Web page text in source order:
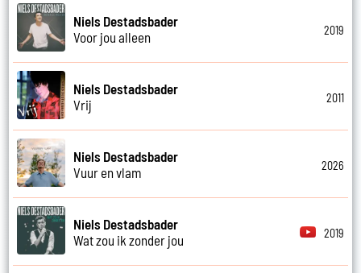
Niels Destadsbader
Voor jou alleen
2019
Niels Destadsbader
Vrij
2011
Niels Destadsbader
Vuur en vlam
2026
Niels Destadsbader
Wat zou ik zonder jou
2019